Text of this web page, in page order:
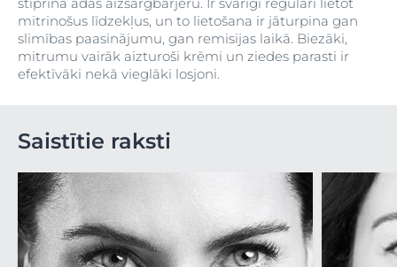
mitrinošus līdzekļus, un to lietošana ir jāturpina gan
slimības paasinājumu, gan remisijas laikā. Biezāki,
mitrumu vairāk aizturoši krēmi un ziedes parasti ir
efektīvāki nekā vieglāki losjoni.
Saistītie raksti